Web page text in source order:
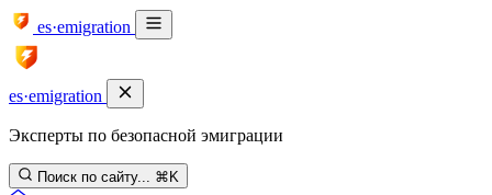
es·emigration
es·emigration
Эксперты по безопасной эмиграции
Поиск по сайту... ⌘K